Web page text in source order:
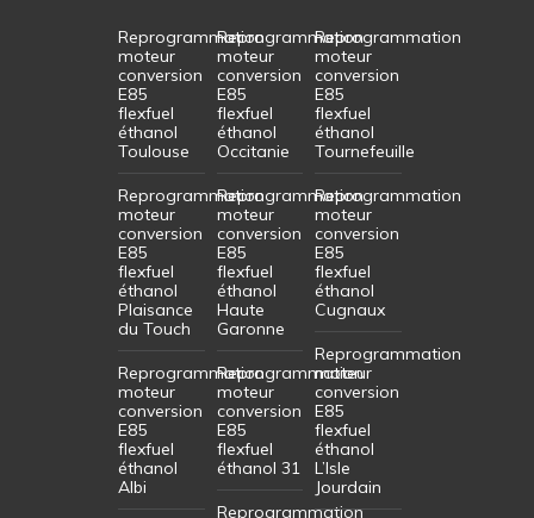
Reprogrammation
moteur
conversion
E85
flexfuel
éthanol
Toulouse
Reprogrammation
moteur
conversion
E85
flexfuel
éthanol
Plaisance
du Touch
Reprogrammation
moteur
conversion
E85
flexfuel
éthanol
Albi
Reprogrammation
moteur
conversion
E85
flexfuel
éthanol
Occitanie
Reprogrammation
moteur
conversion
E85
flexfuel
éthanol
Haute
Garonne
Reprogrammation
moteur
conversion
E85
flexfuel
éthanol 31
Reprogrammation
Reprogrammation
moteur
conversion
E85
flexfuel
éthanol
Tournefeuille
Reprogrammation
moteur
conversion
E85
flexfuel
éthanol
Cugnaux
Reprogrammation
moteur
conversion
E85
flexfuel
éthanol
L’Isle
Jourdain